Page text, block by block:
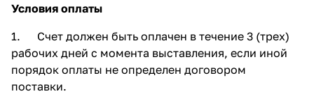
Условия оплаты
1. Счет должен быть оплачен в течение 3 (трех)
рабочих дней с момента выставления, если иной
порядок оплаты не определен договором
поставки.